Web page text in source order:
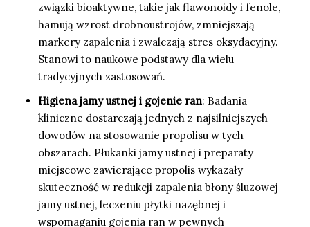
związki bioaktywne, takie jak flawonoidy i fenole,
hamują wzrost drobnoustrojów, zmniejszają
markery zapalenia i zwalczają stres oksydacyjny.
Stanowi to naukowe podstawy dla wielu
tradycyjnych zastosowań.
Higiena jamy ustnej i gojenie ran: Badania
kliniczne dostarczają jednych z najsilniejszych
dowodów na stosowanie propolisu w tych
obszarach. Płukanki jamy ustnej i preparaty
miejscowe zawierające propolis wykazały
skuteczność w redukcji zapalenia błony śluzowej
jamy ustnej, leczeniu płytki nazębnej i
wspomaganiu gojenia ran w pewnych